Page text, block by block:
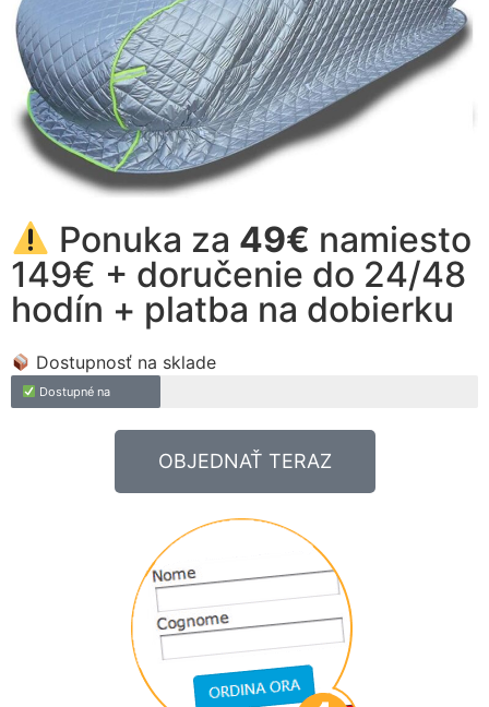
Ponuka za 49€ namiesto
149€ + doručenie do 24/48
hodín + platba na dobierku
Dostupnosť na sklade
Dostupné na
OBJEDNAŤ TERAZ